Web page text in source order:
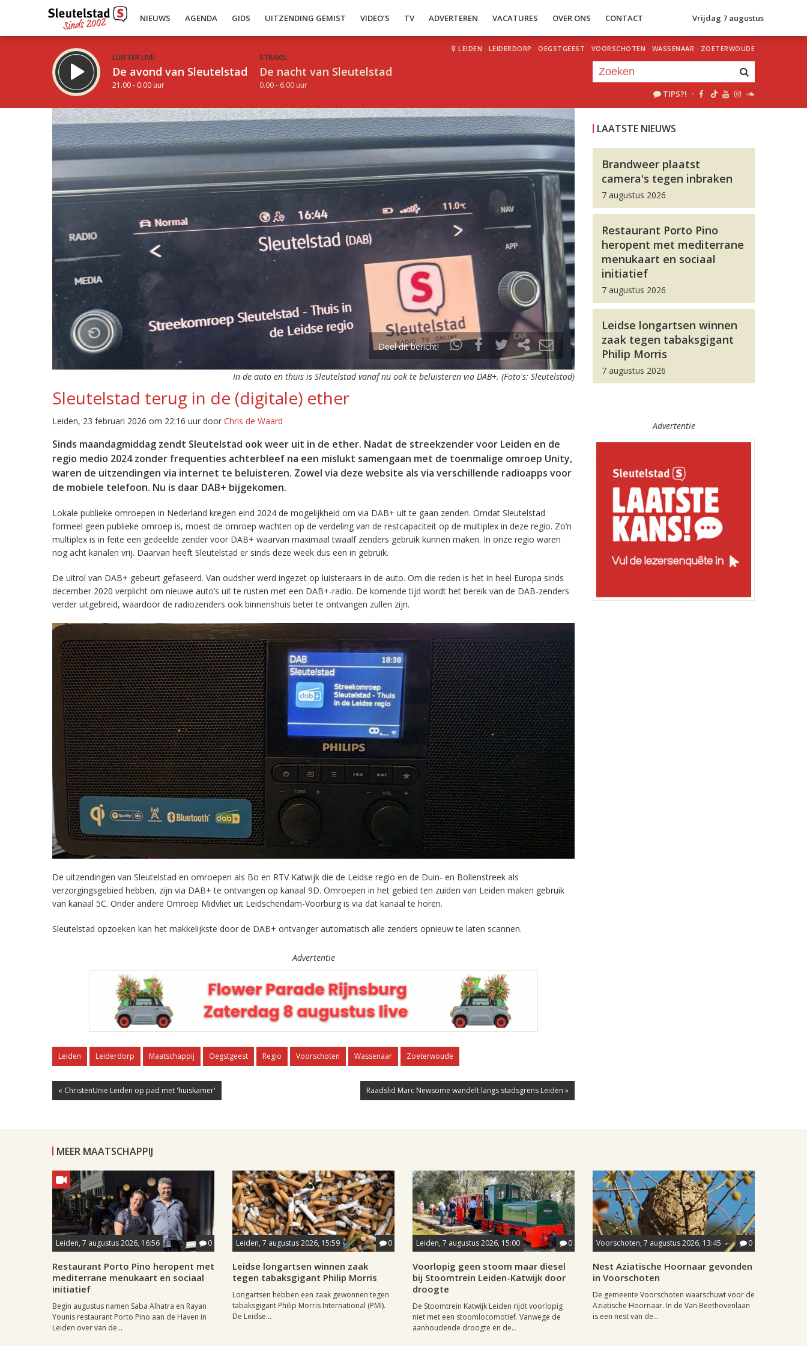
NIEUWS AGENDA GIDS UITZENDING GEMIST VIDEO’S TV ADVERTEREN VACATURES OVER ONS CONTACT Vrijdag 7 augustus
LUISTER LIVE:
De avond van Sleutelstad
21.00 - 0.00 uur
STRAKS:
De nacht van Sleutelstad
0.00 - 6.00 uur
LEIDEN · LEIDERDORP · OEGSTGEEST · VOORSCHOTEN · WASSENAAR · ZOETERWOUDE
TIPS?! ·
Deel dit bericht!
In de auto en thuis is Sleutelstad vanaf nu ook te beluisteren via DAB+. (Foto's: Sleutelstad)
Sleutelstad terug in de (digitale) ether
Leiden, 23 februari 2026 om 22:16 uur door Chris de Waard
Sinds maandagmiddag zendt Sleutelstad ook weer uit in de ether. Nadat de streekzender voor Leiden en de
regio medio 2024 zonder frequenties achterbleef na een mislukt samengaan met de toenmalige omroep Unity,
waren de uitzendingen via internet te beluisteren. Zowel via deze website als via verschillende radioapps voor
de mobiele telefoon. Nu is daar DAB+ bijgekomen.
Lokale publieke omroepen in Nederland kregen eind 2024 de mogelijkheid om via DAB+ uit te gaan zenden. Omdat Sleutelstad
formeel geen publieke omroep is, moest de omroep wachten op de verdeling van de restcapaciteit op de multiplex in deze regio. Zo’n
multiplex is in feite een gedeelde zender voor DAB+ waarvan maximaal twaalf zenders gebruik kunnen maken. In onze regio waren
nog acht kanalen vrij. Daarvan heeft Sleutelstad er sinds deze week dus een in gebruik.
De uitrol van DAB+ gebeurt gefaseerd. Van oudsher werd ingezet op luisteraars in de auto. Om die reden is het in heel Europa sinds
december 2020 verplicht om nieuwe auto’s uit te rusten met een DAB+-radio. De komende tijd wordt het bereik van de DAB-zenders
verder uitgebreid, waardoor de radiozenders ook binnenshuis beter te ontvangen zullen zijn.
De uitzendingen van Sleutelstad en omroepen als Bo en RTV Katwijk die de Leidse regio en de Duin- en Bollenstreek als
verzorgingsgebied hebben, zijn via DAB+ te ontvangen op kanaal 9D. Omroepen in het gebied ten zuiden van Leiden maken gebruik
van kanaal 5C. Onder andere Omroep Midvliet uit Leidschendam-Voorburg is via dat kanaal te horen.
Sleutelstad opzoeken kan het makkelijkste door de DAB+ ontvanger automatisch alle zenders opnieuw te laten scannen.
Advertentie
Leiden Leiderdorp Maatschappij Oegstgeest Regio Voorschoten Wassenaar Zoeterwoude
« ChristenUnie Leiden op pad met 'huiskamer' Raadslid Marc Newsome wandelt langs stadsgrens Leiden »
LAATSTE NIEUWS
Brandweer plaatst
camera's tegen inbraken
7 augustus 2026
Restaurant Porto Pino
heropent met mediterrane
menukaart en sociaal
initiatief
7 augustus 2026
Leidse longartsen winnen
zaak tegen tabaksgigant
Philip Morris
7 augustus 2026
Advertentie
MEER MAATSCHAPPIJ
Leiden, 7 augustus 2026, 16:56 0
Restaurant Porto Pino heropent met
mediterrane menukaart en sociaal
initiatief
Begin augustus namen Saba Alhatra en Rayan
Younis restaurant Porto Pino aan de Haven in
Leiden over van de...
Leiden, 7 augustus 2026, 15:59 0
Leidse longartsen winnen zaak
tegen tabaksgigant Philip Morris
Longartsen hebben een zaak gewonnen tegen
tabaksgigant Philip Morris International (PMI).
De Leidse...
Leiden, 7 augustus 2026, 15:00 0
Voorlopig geen stoom maar diesel
bij Stoomtrein Leiden-Katwijk door
droogte
De Stoomtrein Katwijk Leiden rijdt voorlopig
niet met een stoomlocomotief. Vanwege de
aanhoudende droogte en de...
Voorschoten, 7 augustus 2026, 13:45 0
Nest Aziatische Hoornaar gevonden
in Voorschoten
De gemeente Voorschoten waarschuwt voor de
Aziatische Hoornaar. In de Van Beethovenlaan
is een nest van de...